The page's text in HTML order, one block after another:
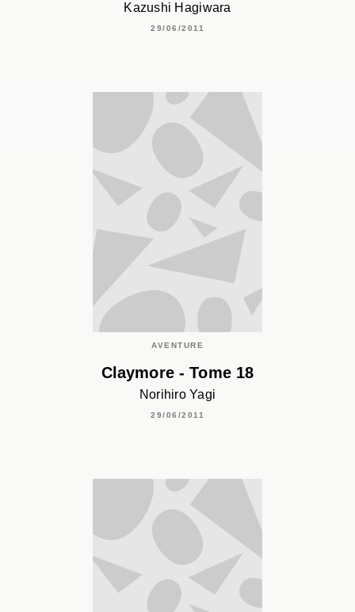
Kazushi Hagiwara
29/06/2011
AVENTURE
Claymore - Tome 18
Norihiro Yagi
29/06/2011